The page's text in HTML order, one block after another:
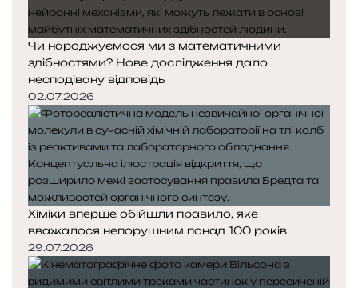
Чи народжуємося ми з математичними
здібностями? Нове дослідження дало
несподівану відповідь
02.07.2026
Хіміки вперше обійшли правило, яке
вважалося непорушним понад 100 років
29.07.2026